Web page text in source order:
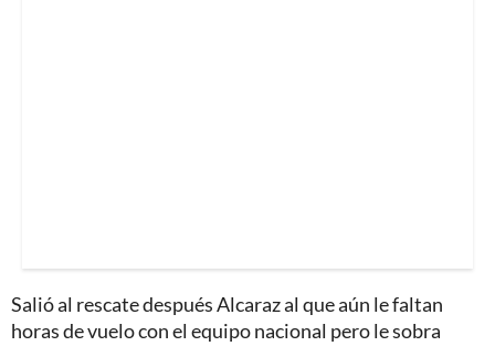
Salió al rescate después Alcaraz al que aún le faltan
horas de vuelo con el equipo nacional pero le sobra